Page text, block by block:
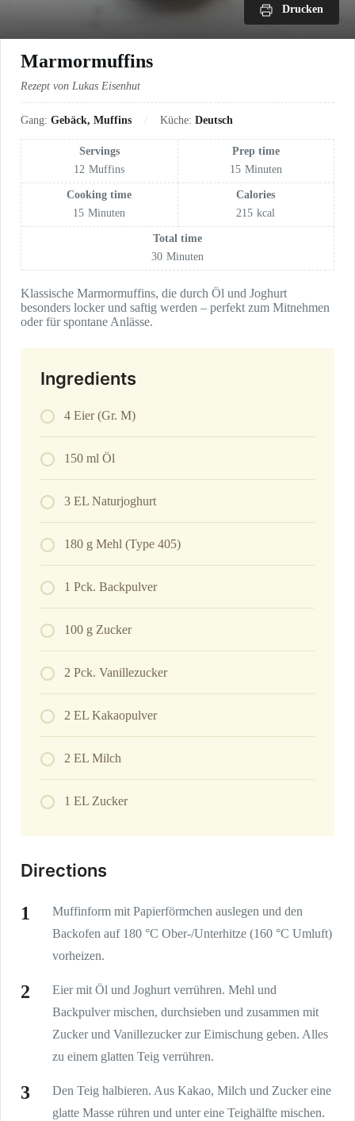
Drucken
Marmormuffins
Rezept von Lukas Eisenhut
Gang: Gebäck, Muffins Küche: Deutsch
Servings
12 Muffins
Prep time
15 Minuten
Cooking time
15 Minuten
Calories
215 kcal
Total time
30 Minuten
Klassische Marmormuffins, die durch Öl und Joghurt
besonders locker und saftig werden – perfekt zum Mitnehmen
oder für spontane Anlässe.
Ingredients
4 Eier (Gr. M)
150 ml Öl
3 EL Naturjoghurt
180 g Mehl (Type 405)
1 Pck. Backpulver
100 g Zucker
2 Pck. Vanillezucker
2 EL Kakaopulver
2 EL Milch
1 EL Zucker
Directions
Muffinform mit Papierförmchen auslegen und den
Backofen auf 180 °C Ober-/Unterhitze (160 °C Umluft)
vorheizen.
Eier mit Öl und Joghurt verrühren. Mehl und
Backpulver mischen, durchsieben und zusammen mit
Zucker und Vanillezucker zur Eimischung geben. Alles
zu einem glatten Teig verrühren.
Den Teig halbieren. Aus Kakao, Milch und Zucker eine
glatte Masse rühren und unter eine Teighälfte mischen.